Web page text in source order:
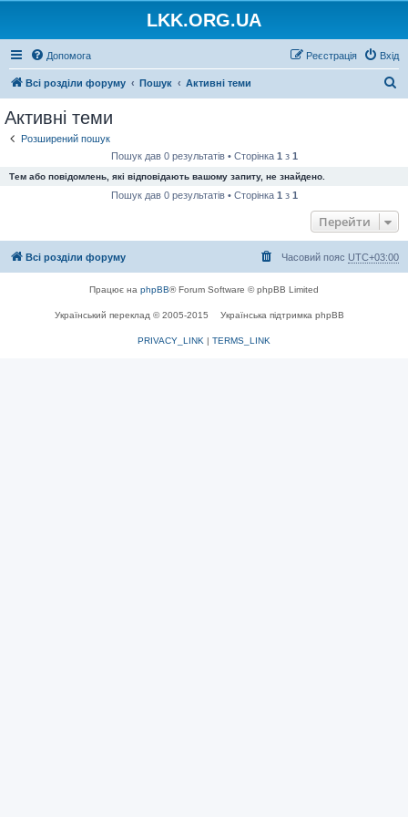
LKK.ORG.UA
Допомога Вхід
Реєстрація
Всі розділи форуму Пошук Активні теми
Активні теми
Розширений пошук
Пошук дав 0 результатів • Сторінка 1 з 1
Тем або повідомлень, які відповідають вашому запиту, не знайдено.
Пошук дав 0 результатів • Сторінка 1 з 1
Перейти
Всі розділи форуму Часовий пояс UTC+03:00
Працює на phpBB® Forum Software © phpBB Limited
Український переклад © 2005-2015 Українська підтримка phpBB
PRIVACY_LINK | TERMS_LINK